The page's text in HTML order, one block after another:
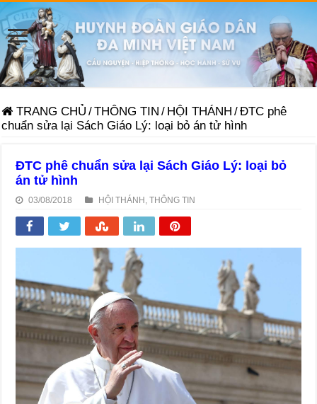
TRANG CHỦ /THÔNG TIN / HỘI THÁNH /ĐTC phê
chuẩn sửa lại Sách Giáo Lý: loại bỏ án tử hình
ĐTC phê chuẩn sửa lại Sách Giáo Lý: loại bỏ
án tử hình
03/08/2018 HỘI THÁNH ,THÔNG TIN